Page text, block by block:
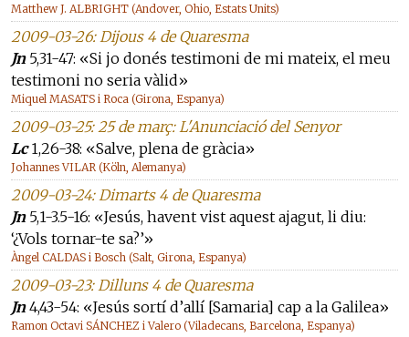
Matthew J. ALBRIGHT (Andover, Ohio, Estats Units)
2009-03-26: Dijous 4 de Quaresma
Jn5,31-47: «Si jo donés testimoni de mi mateix, el meu
testimoni no seria vàlid»
Miquel MASATS i Roca (Girona, Espanya)
2009-03-25: 25 de març: L'Anunciació del Senyor
Lc1,26-38: «Salve, plena de gràcia»
Johannes VILAR (Köln, Alemanya)
2009-03-24: Dimarts 4 de Quaresma
Jn5,1-3.5-16: «Jesús, havent vist aquest ajagut, li diu:
‘¿Vols tornar-te sa?’»
Àngel CALDAS i Bosch (Salt, Girona, Espanya)
2009-03-23: Dilluns 4 de Quaresma
Jn4,43-54: «Jesús sortí d’allí [Samaria] cap a la Galilea»
Ramon Octavi SÁNCHEZ i Valero (Viladecans, Barcelona, Espanya)